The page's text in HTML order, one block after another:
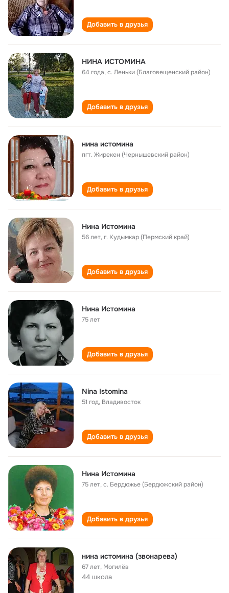
Добавить в друзья
НИНА ИСТОМИНА
64 года,с. Леньки (Благовещенский район)
Добавить в друзья
нина истомина
пгт. Жирекен (Чернышевский район)
Добавить в друзья
Нина Истомина
56 лет,г. Кудымкар (Пермский край)
Добавить в друзья
Нина Истомина
75 лет
Добавить в друзья
Nina Istomina
51 год, Владивосток
Добавить в друзья
Нина Истомина
75 лет,с. Бердюжье (Бердюжский район)
Добавить в друзья
нина истомина (звонарева)
67 лет, Могилёв
44 школа